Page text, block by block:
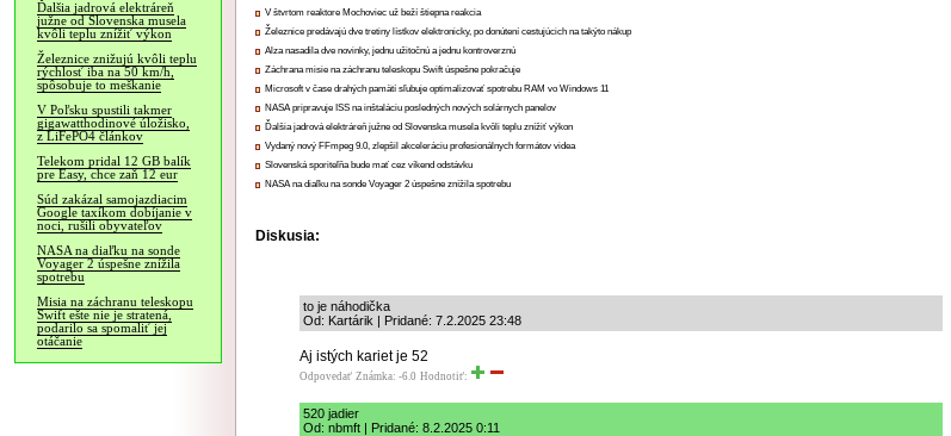
Ďalšia jadrová elektráreň
južne od Slovenska musela
kvôli teplu znížiť výkon
Železnice znižujú kvôli teplu
rýchlosť iba na 50 km/h,
spôsobuje to meškanie
V Poľsku spustili takmer
gigawatthodinové úložisko,
z LiFePO4 článkov
Telekom pridal 12 GB balík
pre Easy, chce zaň 12 eur
Súd zakázal samojazdiacim
Google taxíkom dobíjanie v
noci, rušili obyvateľov
NASA na diaľku na sonde
Voyager 2 úspešne znížila
spotrebu
Misia na záchranu teleskopu
Swift ešte nie je stratená,
podarilo sa spomaliť jej
otáčanie
V štvrtom reaktore Mochoviec už beží štiepna reakcia
Železnice predávajú dve tretiny lístkov elektronicky, po donútení cestujúcich na takýto nákup
Alza nasadila dve novinky, jednu užitočnú a jednu kontroverznú
Záchrana misie na záchranu teleskopu Swift úspešne pokračuje
Microsoft v čase drahých pamätí sľubuje optimalizovať spotrebu RAM vo Windows 11
NASA pripravuje ISS na inštaláciu posledných nových solárnych panelov
Ďalšia jadrová elektráreň južne od Slovenska musela kvôli teplu znížiť výkon
Vydaný nový FFmpeg 9.0, zlepšil akceleráciu profesionálnych formátov videa
Slovenská sporiteľňa bude mať cez víkend odstávku
NASA na diaľku na sonde Voyager 2 úspešne znížila spotrebu
Diskusia:
to je náhodička
Od: Kartárik | Pridané: 7.2.2025 23:48
Aj istých kariet je 52
Odpovedať Známka: -6.0 Hodnotiť:
520 jadier
Od: nbmft | Pridané: 8.2.2025 0:11